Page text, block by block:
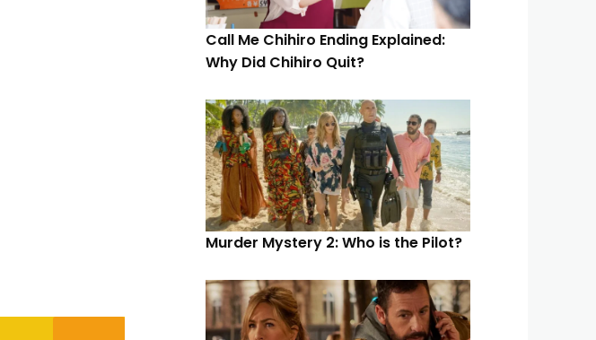
Call Me Chihiro Ending Explained:
Why Did Chihiro Quit?
Murder Mystery 2: Who is the Pilot?